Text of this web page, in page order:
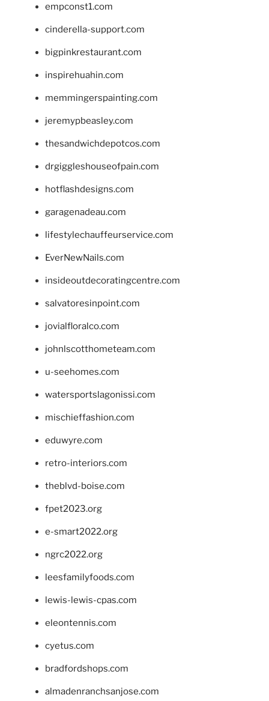
empconst1.com
cinderella-support.com
bigpinkrestaurant.com
inspirehuahin.com
memmingerspainting.com
jeremypbeasley.com
thesandwichdepotcos.com
drgiggleshouseofpain.com
hotflashdesigns.com
garagenadeau.com
lifestylechauffeurservice.com
EverNewNails.com
insideoutdecoratingcentre.com
salvatoresinpoint.com
jovialfloralco.com
johnlscotthometeam.com
u-seehomes.com
watersportslagonissi.com
mischieffashion.com
eduwyre.com
retro-interiors.com
theblvd-boise.com
fpet2023.org
e-smart2022.org
ngrc2022.org
leesfamilyfoods.com
lewis-lewis-cpas.com
eleontennis.com
cyetus.com
bradfordshops.com
almadenranchsanjose.com